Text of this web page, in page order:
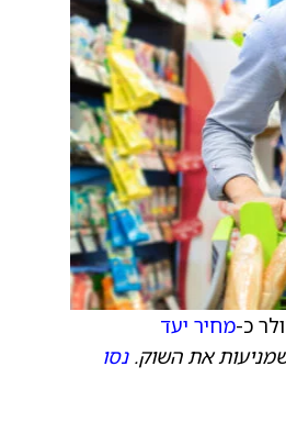
מחיר יעד
את השוק.נסו